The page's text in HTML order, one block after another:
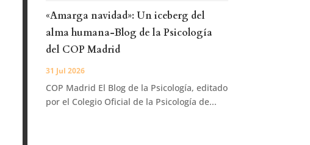
«Amarga navidad»: Un iceberg del
alma humana-Blog de la Psicología
del COP Madrid
31 Jul 2026
COP Madrid El Blog de la Psicología, editado
por el Colegio Oficial de la Psicología de...